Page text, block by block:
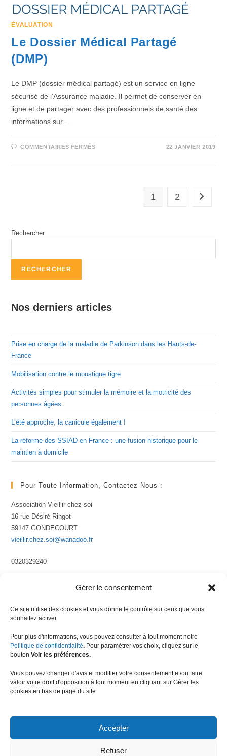
Gérer le consentement
Ce site utilise des cookies et vous donne le contrôle sur ceux que vous
souhaitez activer
Pour plus d'informations, vous pouvez consulter à tout moment notre
Politique de confidentialité. Pour paramétrer vos choix, cliquez sur le
bouton Voir les préférences.
Vous pouvez changer d'avis et modifier votre consentement et/ou faire
valoir votre droit d'opposition à tout moment en cliquant sur Gérer les
cookies en bas de page du site.
Accepter
Refuser
ÉVALUATION
Le Dossier Médical Partagé
(DMP)
Le DMP (dossier médical partagé) est un service en ligne
sécurisé de l’Assurance maladie. Il permet de conserver en
ligne et de partager avec des professionnels de santé des
informations sur…
COMMENTAIRES FERMÉS 22 JANVIER 2019
1 2
Rechercher
RECHERCHER
Nos derniers articles
Prise en charge de la maladie de Parkinson dans les Hauts-de-
France
Mobilisation contre le moustique tigre
Activités simples pour stimuler la mémoire et la motricité des
personnes âgées.
L’été approche, la canicule également !
La réforme des SSIAD en France : une fusion historique pour le
maintien à domicile
Pour Toute Information, Contactez-Nous :
Association Vieillir chez soi
16 rue Désiré Ringot
59147 GONDECOURT
vieillir.chez.soi@wanadoo.fr
0320329240
16 rue Désiré Ringot
59147 GONDECOURT
vieillir.chez.soi@wanadoo.fr